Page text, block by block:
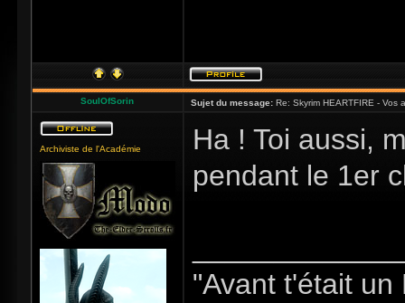
SoulOfSorin Sujet du message: Re: Skyrim HEARTFIRE - Vos
Archiviste de l'Académie
Ha ! Toi aussi,
pendant le 1er
"Avant t'était